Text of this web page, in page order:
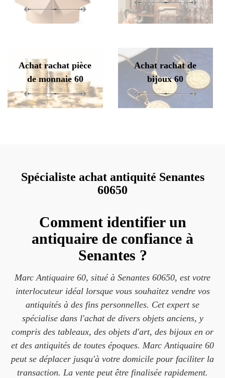
Achat rachat pièce
de monnaie 60
Achat rachat de
bijoux 60
Spécialiste achat antiquité Senantes
60650
Comment identifier un
antiquaire de confiance à
Senantes ?
Marc Antiquaire 60, situé à Senantes 60650, est votre
interlocuteur idéal lorsque vous souhaitez vendre vos
antiquités à des fins personnelles. Cet expert se
spécialise dans l'achat de divers objets anciens, y
compris des tableaux, des objets d'art, des bijoux en or
et des antiquités de toutes époques. Marc Antiquaire 60
peut se déplacer jusqu'à votre domicile pour faciliter la
transaction. La vente peut être finalisée rapidement.